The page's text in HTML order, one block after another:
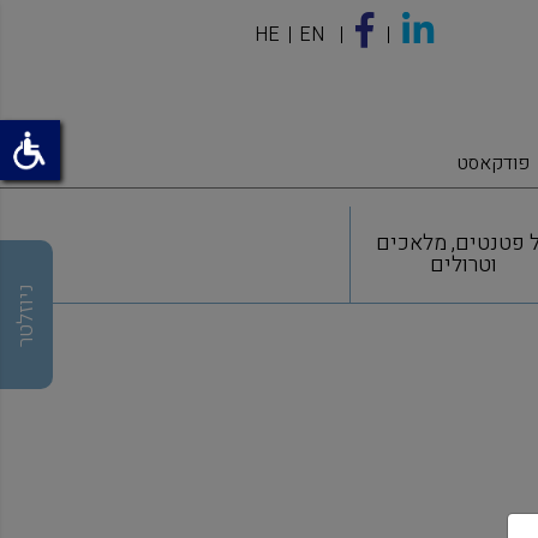
HE EN
פודקאסט
פטנטים, מלאכים
וטרולים
ניוזלטר